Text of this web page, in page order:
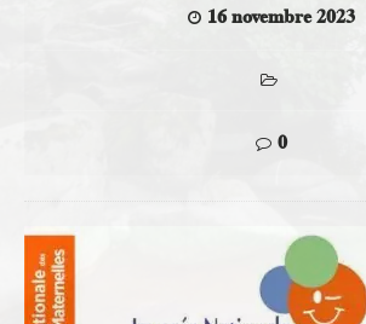
16 novembre 2023
0